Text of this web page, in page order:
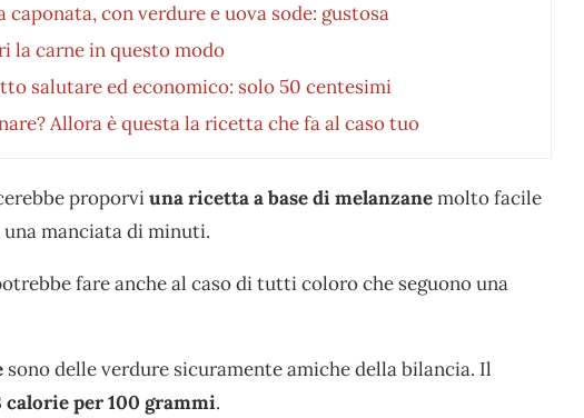
con verdure e uova sode: gustosa
la carne in questo modo
salutare ed economico: solo 50 centesimi
Allora è questa la ricetta che fa al caso tuo
proporviuna ricetta a base di melanzanemolto facile
manciata di minuti.
fare anche al caso di tutti coloro che seguono una
sono delle verdure sicuramente amiche della bilancia. Il
calorie per 100 grammi.